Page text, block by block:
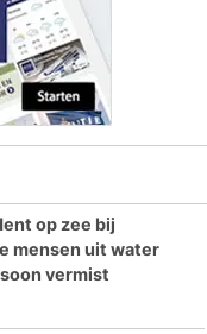
op zee bij
mensen uit water
vermist